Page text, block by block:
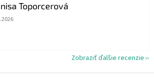
Toporcerová
obchodu je 5 z 5 hviezdičiek.
Zobraziť ďalšie recenzie